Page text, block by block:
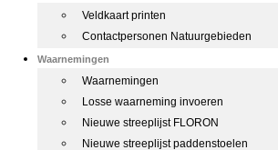
Veldkaart printen
Contactpersonen Natuurgebieden
Waarnemingen
Waarnemingen
Losse waarneming invoeren
Nieuwe streeplijst FLORON
Nieuwe streeplijst paddenstoelen